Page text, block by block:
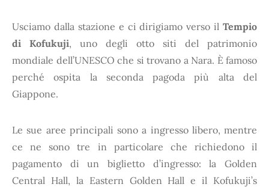
Usciamo dalla stazione e ci dirigiamo verso il Tempio
di Kofukuji, uno degli otto siti del patrimonio
mondiale dell’UNESCO che si trovano a Nara. È famoso
perché ospita la seconda pagoda più alta del
Giappone.
Le sue aree principali sono a ingresso libero, mentre
ce ne sono tre in particolare che richiedono il
pagamento di un biglietto d’ingresso: la Golden
Central Hall, la Eastern Golden Hall e il Kofukuji’s